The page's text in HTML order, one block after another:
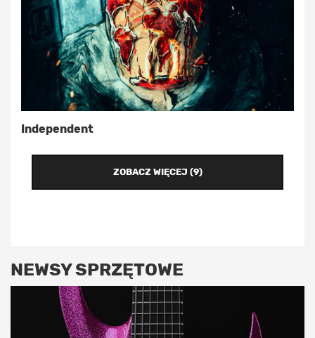
Independent
ZOBACZ WIĘCEJ (9)
NEWSY SPRZĘTOWE